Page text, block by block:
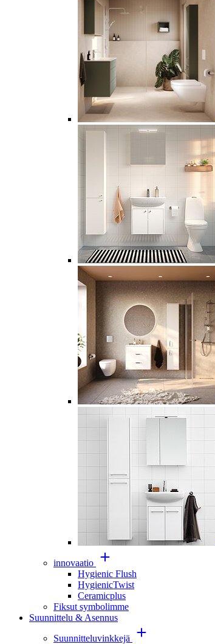
innovaatio
Hygienic Flush
HygienicTwist
Ceramicplus
Fiksut symbolimme
Suunnittelu & Asennus
Suunnitteluvinkkejä